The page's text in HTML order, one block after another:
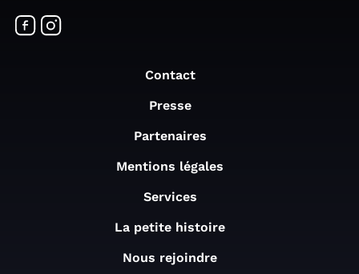
Contact
Presse
Partenaires
Mentions légales
Services
La petite histoire
Nous rejoindre